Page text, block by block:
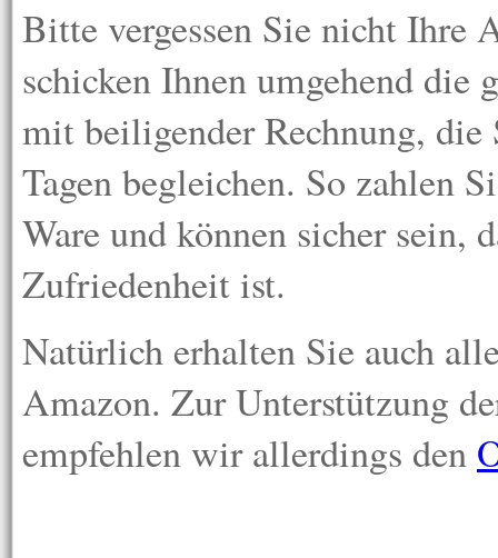
Bitte vergessen Sie nicht Ihre
schicken Ihnen umgehend die
mit beiligender Rechnung,
Tagen begleichen. So zahlen
Ware und können sicher sein,
Zufriedenheit ist.
Natürlich erhalten Sie auch
Amazon. Zur Unterstützung
empfehlen wir allerdings den